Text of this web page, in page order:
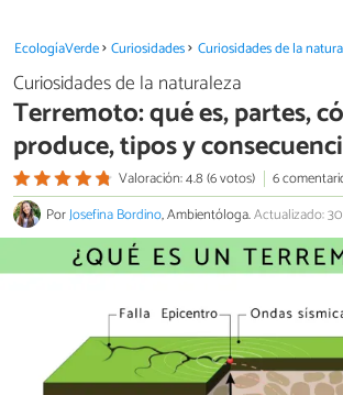
EcologíaVerde Curiosidades Curiosidades de la
Curiosidades de la naturaleza
Terremoto: qué es, partes,
produce, tipos y
Valoración: 4.8 (6 votos)
6
PorJosefina Bordino, Ambientóloga.Actualizado: